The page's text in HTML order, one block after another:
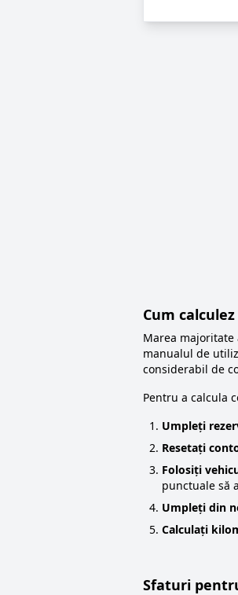
Cum
Marea majoritate
manualul de
considerabil de
Pentru a calcula
Umpleți
Resetați
Folosiți
punctuale să
Umpleți din
Calculați
Sfaturi